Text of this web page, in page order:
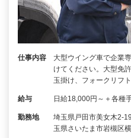
仕事内容
大型ウイング車で企業
けてください。大型免
玉掛け、フォークリフ
給与 日給18,000円～＋各種
勤務地
埼玉県戸田市美女木2-
玉県さいたま市岩槻区